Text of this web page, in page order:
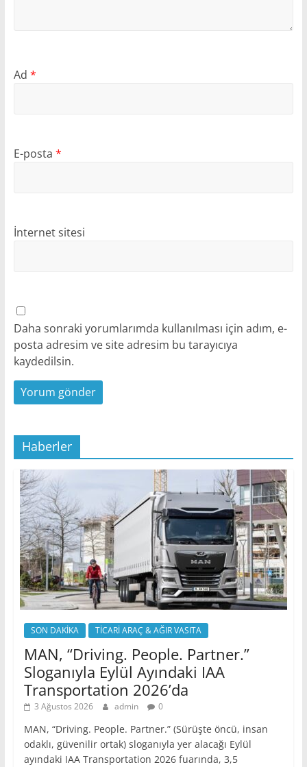
Ad *
E-posta *
İnternet sitesi
Daha sonraki yorumlarımda kullanılması için adım, e-
posta adresim ve site adresim bu tarayıcıya
kaydedilsin.
Haberler
SON DAKİKA TİCARİ ARAÇ & AĞIR VASITA
MAN, “Driving. People. Partner.”
Sloganıyla Eylül Ayındaki IAA
Transportation 2026’da
3 Ağustos 2026 admin 0
MAN, “Driving. People. Partner.” (Sürüşte öncü, insan
odaklı, güvenilir ortak) sloganıyla yer alacağı Eylül
ayındaki IAA Transportation 2026 fuarında, 3,5